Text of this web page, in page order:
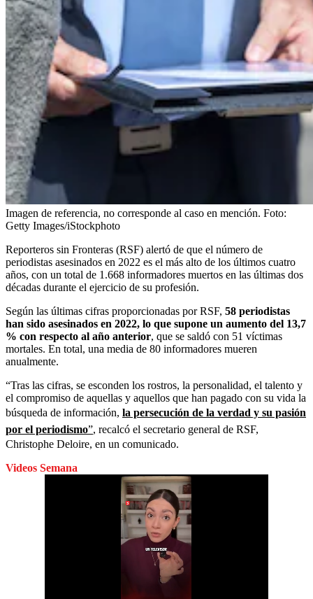
Imagen de referencia, no corresponde al caso en mención. Foto:
Getty Images/iStockphoto
Reporteros sin Fronteras (RSF) alertó de que el número de
periodistas asesinados en 2022 es el más alto de los últimos cuatro
años, con un total de 1.668 informadores muertos en las últimas dos
décadas durante el ejercicio de su profesión.
Según las últimas cifras proporcionadas por RSF, 58 periodistas
han sido asesinados en 2022, lo que supone un aumento del 13,7
% con respecto al año anterior, que se saldó con 51 víctimas
mortales. En total, una media de 80 informadores mueren
anualmente.
“Tras las cifras, se esconden los rostros, la personalidad, el talento y
el compromiso de aquellas y aquellos que han pagado con su vida la
búsqueda de información, la persecución de la verdad y su pasión
por el periodismo”, recalcó el secretario general de RSF,
Christophe Deloire, en un comunicado.
Videos Semana